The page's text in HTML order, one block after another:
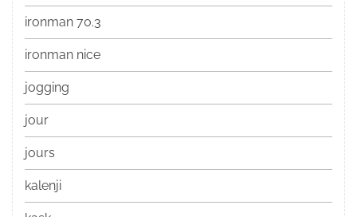
ironman 70.3
ironman nice
jogging
jour
jours
kalenji